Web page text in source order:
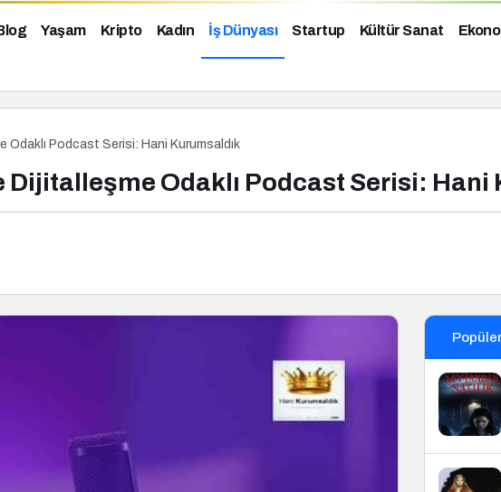
Yaşam Kripto Kadın İş Dünyası Startup Kültür Sanat
Odaklı Podcast Serisi: Hani Kurumsaldık
Odaklı Podcast Serisi: Hani